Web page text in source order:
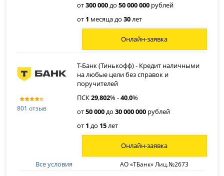
от300 000до50 000 000 рублей
от 1 месяца до30лет
Онлайн-заявка
801 отзыв
Т-Банк (Тинькофф) - Кредит наличными
на любые цели без справок и
поручителей
ПСК29,802% -40,0%
от50 000до30 000 000 рублей
от 1 до 15лет
Все условия АО «ТБанк» Лиц.№2673
Онлайн-заявка